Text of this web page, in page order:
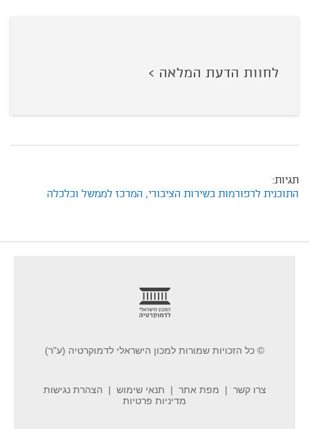
לחוות הדעת המלאה >
תגיות:
התוכנית לרפורמות בשירות הציבורי, המרכז לממשל וכלכלה
© כל הזכויות שמורות למכון הישראלי לדמוקרטיה (ע"ר)
צרו קשר מפת אתר תנאי שימוש
הצהרת נגישות
מדיניות פרטיות